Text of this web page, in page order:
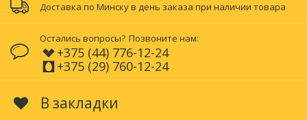
Доставка по Минску в день заказа при наличии товара
Остались вопросы? Позвоните нам:
+375 (44) 776-12-24
+375 (29) 760-12-24
В закладки